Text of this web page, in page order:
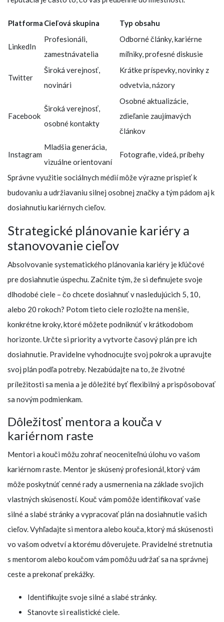
Platforma Cieľová skupina Typ obsahu
LinkedIn
Profesionáli,
zamestnávatelia
Odborné články, kariérne
míľniky, profesné diskusie
Twitter
Široká verejnosť,
novinári
Krátke príspevky, novinky z
odvetvia, názory
Facebook
Široká verejnosť,
osobné kontakty
Osobné aktualizácie,
zdieľanie zaujímavých
článkov
Instagram
Mladšia generácia,
vizuálne orientovaní
Fotografie, videá, príbehy
Správne využitie sociálnych médií môže výrazne prispieť k
budovaniu a udržiavaniu silnej osobnej značky a tým pádom aj k
dosiahnutiu kariérnych cieľov.
Strategické plánovanie kariéry a
stanovovanie cieľov
Absolvovanie systematického plánovania kariéry je kľúčové
pre dosiahnutie úspechu. Začnite tým, že si definujete svoje
dlhodobé ciele – čo chcete dosiahnuť v nasledujúcich 5, 10,
alebo 20 rokoch? Potom tieto ciele rozložte na menšie,
konkrétne kroky, ktoré môžete podniknúť v krátkodobom
horizonte. Určte si priority a vytvorte časový plán pre ich
dosiahnutie. Pravidelne vyhodnocujte svoj pokrok a upravujte
svoj plán podľa potreby. Nezabúdajte na to, že životné
príležitosti sa menia a je dôležité byť flexibilný a prispôsobovať
sa novým podmienkam.
Dôležitosť mentora a kouča v
kariérnom raste
Mentori a kouči môžu zohrať neoceniteľnú úlohu vo vašom
kariérnom raste. Mentor je skúsený profesionál, ktorý vám
môže poskytnúť cenné rady a usmernenia na základe svojich
vlastných skúseností. Kouč vám pomôže identifikovať vaše
silné a slabé stránky a vypracovať plán na dosiahnutie vašich
cieľov. Vyhľadajte si mentora alebo kouča, ktorý má skúsenosti
vo vašom odvetví a ktorému dôverujete. Pravidelné stretnutia
s mentorom alebo koučom vám pomôžu udržať sa na správnej
ceste a prekonať prekážky.
Identifikujte svoje silné a slabé stránky.
Stanovte si realistické ciele.